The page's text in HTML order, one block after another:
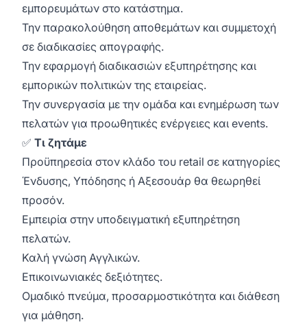
εμπορευμάτων στο κατάστημα.
Την παρακολούθηση αποθεμάτων και συμμετοχή
σε διαδικασίες απογραφής.
Την εφαρμογή διαδικασιών εξυπηρέτησης και
εμπορικών πολιτικών της εταιρείας.
Την συνεργασία με την ομάδα και ενημέρωση των
πελατών για προωθητικές ενέργειες και events.
✅ Τι ζητάμε
Προϋπηρεσία στον κλάδο του retail σε κατηγορίες
Ένδυσης, Υπόδησης ή Αξεσουάρ θα θεωρηθεί
προσόν.
Εμπειρία στην υποδειγματική εξυπηρέτηση
πελατών.
Καλή γνώση Αγγλικών.
Επικοινωνιακές δεξιότητες.
Ομαδικό πνεύμα, προσαρμοστικότητα και διάθεση
για μάθηση.